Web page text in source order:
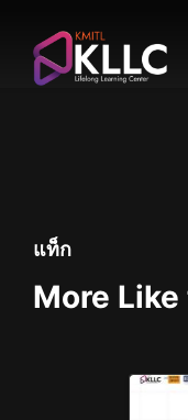
content
แท็ก
More